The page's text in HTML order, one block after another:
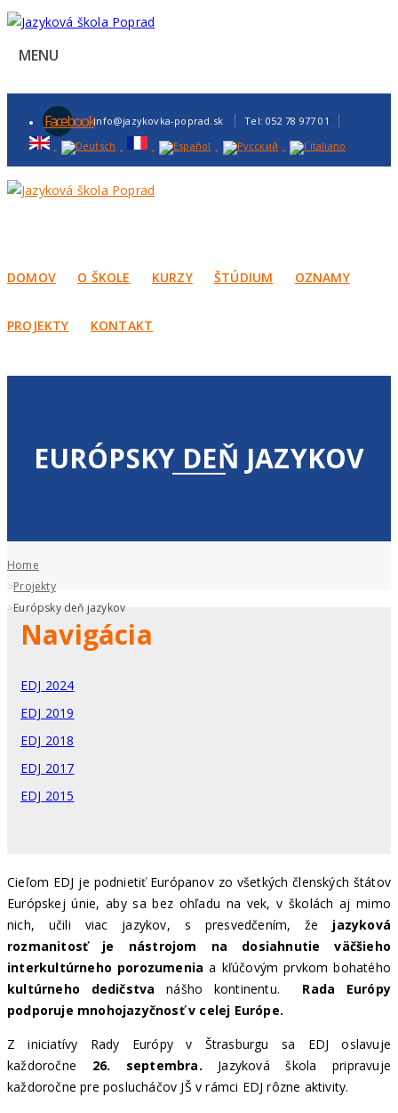
Facebookinfo@jazykovka-poprad.sk Tel: 052 78 977 01
DOMOV O ŠKOLE KURZY ŠTÚDIUM OZNAMY
PROJEKTY KONTAKT
Home
Projekty
Európsky deň jazykov
EURÓPSKY DEŇ JAZYKOV
Navigácia
EDJ 2024
EDJ 2019
EDJ 2018
EDJ 2017
EDJ 2015
Cieľom EDJ je podnietiť Európanov zo všetkých členských štátov
Európskej únie, aby sa bez ohľadu na vek, v školách aj mimo
nich, učili viac jazykov, s presvedčením, že jazyková
rozmanitosť je nástrojom na dosiahnutie väčšieho
interkultúrneho porozumenia a kľúčovým prvkom bohatého
kultúrneho dedičstva nášho kontinentu. Rada Európy
podporuje mnohojazyčnosť v celej Európe.
Z iniciatívy Rady Európy v Štrasburgu sa EDJ oslavuje
každoročne 26. septembra. Jazyková škola pripravuje
každoročne pre poslucháčov JŠ v rámci EDJ rôzne aktivity.